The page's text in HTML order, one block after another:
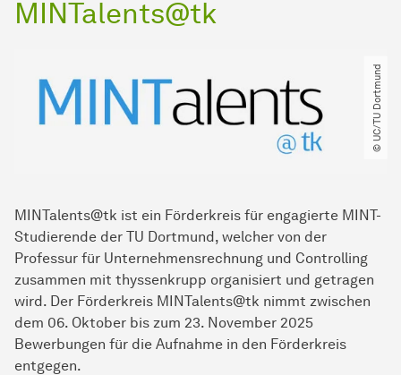
MINTalents@tk
MINTalents@tk ist ein Förderkreis für engagierte MINT-
Studierende der TU Dortmund, welcher von der
Professur für Unternehmensrechnung und Controlling
zusammen mit thyssenkrupp organisiert und getragen
wird. Der Förderkreis MINTalents@tk nimmt zwischen
dem 06. Oktober bis zum 23. November 2025
Bewerbungen für die Aufnahme in den Förderkreis
entgegen.
© UC​/​TU Dortmund